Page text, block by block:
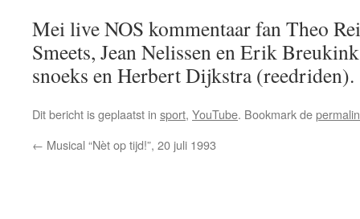
Mei live NOS kommentaar fan Theo
Smeets, Jean Nelissen en Erik
snoeks en Herbert Dijkstra (reedriden).
Dit bericht is geplaatst in sport, YouTube. Bookmark de
← Musical “Nèt op tijd!”, 20 juli 1993